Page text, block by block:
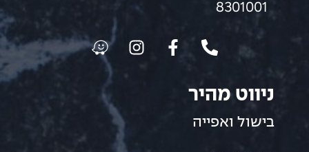
ניווט מהיר
בישול ואפייה
8301001